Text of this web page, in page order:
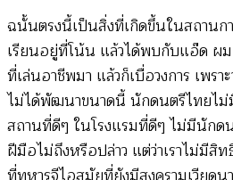
ฉนั้นตรงนี้เป็นสิ่งที่เกิดขึ้นในสถาน
เรียนอยู่ที่โน้น แล้วได้พบกับแอ๊ด
ที่เล่นอาชีพมา แล้วก็เบื่อวงการ เพร
ไม่ได้พัฒนาขนาดนี้ นักดนตรีไทยไม่
สถานที่ดีๆ ในโรงแรมที่ดีๆ ไม่มีนัก
ฝีมือไม่ถึงหรือปล่าว แต่ว่าเราไม่มีสิ